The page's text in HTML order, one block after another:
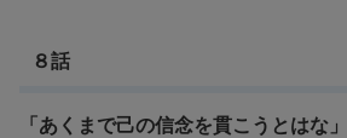
８話
「あくまで己の信念を貫こうとはな」